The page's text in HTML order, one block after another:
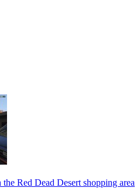
Red Dead Desert shopping area